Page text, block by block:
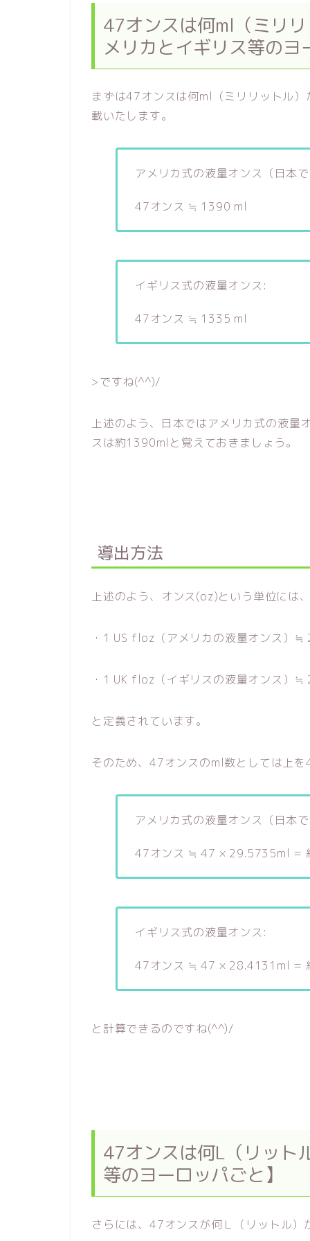
47オンスは何ml（ミリ
メリカとイギリス等のヨ
まずは47オンスは何ml（ミリリットル
載いたします。
アメリカ式の液量オンス（日本
47オンス ≒ 1390 ml
イギリス式の液量オンス:
47オンス ≒ 1335 ml
>ですね(^^)/
上述のよう、日本ではアメリカ式の液
スは約1390mlと覚えておきましょう。
導出方法
上述のよう、オンス(oz)という単位には
・1 US floz（アメリカの液量オンス）
・1 UK floz（イギリスの液量オンス）
と定義されています。
そのため、47オンスのml数としては上
アメリカ式の液量オンス（日本
47オンス ≒ 47 × 29.5735ml =
イギリス式の液量オンス:
47オンス ≒ 47 × 28.4131ml =
と計算できるのですね(^^)/
47オンスは何L（リット
等のヨーロッパごと】
さらには、47オンスが何Ｌ（リットル